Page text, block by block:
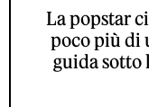
La popstar
poco più di
guida sotto